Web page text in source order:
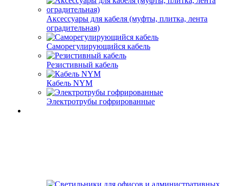
Аксессуары для кабеля (муфты, плитка, лента
оградительная)
Саморегулирующийся кабель
Резистивный кабель
Кабель NYM
Электротрубы гофрированные